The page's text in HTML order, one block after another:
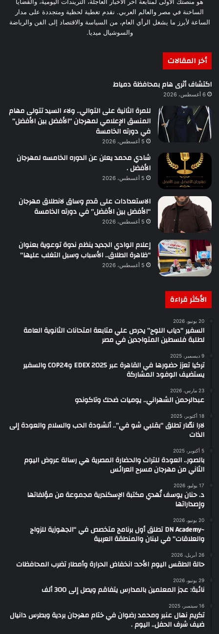
الساخنة في مصر والعالم العربي. نقدم تغطية لحظية ومتجددة على مدار
الساعة لأبرز ما يشغل الرأي العام، من السياسة والاقتصاد إلى الفن والرياضة
والسوشيال ميديا.
أخر المقالات
اكتشاف أثرى هام بمحافظة دمياط
6 أغسطس، 2026
للمرة الثانية على التوالي.. ولاء السيد تتولى مهام
المنسق الإعلامي لمهرجان “الأفضل بين الأفضل”
في دورته الخامسة
5 أغسطس، 2026
شادي محمد يعلن عن الدوره الخامسه لمهرجان
الأفضل .
5 أغسطس، 2026
الاستعدادات على قدم وساق لانطلاق مهرجان
“الأفضل بين الأفضل” في دورته الخامسة
5 أغسطس، 2026
إعلام الوادي الجديد ينظم ندوة توعوية بعنوان
“ظاهرة الطلاق.. الأسباب وسبل التغلب عليها”
5 أغسطس، 2026
الأكثر قراءة
20 يونيو، 2026
السفير “دياب اللوح” يحرص علي متابعة امتحانات الثانوية العامة
لطلبة فلسطين المتواجدين في مصر
9 ديسمبر، 2025
تركيا تعزز حضورها في القاهرة عبر EDEX 2025 وCOP24 والسفير
يستضيف الوفود المشاركة
23 مارس، 2026
عبدالرحمن الشهراني.. يوميات ضحك وتاكوندو
18 أكتوبر، 2025
لارا نصّار تطلق “بقلبي شو في”.. أنشودة الحب والسلام والعودة إلى
الذات
5 أكتوبر، 2025
بالصور.. العودة للتراث والحضارة المصرية هي رسالة عروض اليوم
الثاني من مهرجان مسرح العرائس
17 يوليو، 2026
د. حنان يوسف تُهدي مكتبة الإسكندرية مجموعة من مؤلفاتها
وإصداراتها
20 يونيو، 2026
~DN Academy تطلق أول برنامج متخصص في “الجهوزية للزواج
والعلاقات” في لبنان والمنطقة العربية
26 أبريل، 2026
حالة الطقس اليوم الأحد: انخفاض الحرارة وأمطار تضرب المحافظات
29 يونيو، 2026
نائبة: عجز المعلمين بالمدارس يتفاقم ويصل إلى 300 ألف
16 سبتمبر، 2025
تكريم نهال عنبر ومحمد رضوان في ختام مهرجان بردية وبطرس دانيال
ضيف شرف الحفل.. اليوم .